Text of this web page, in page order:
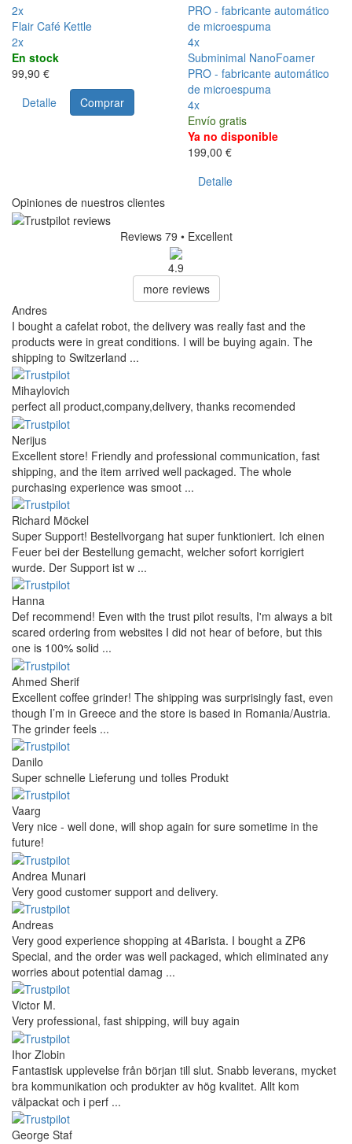
2x
Flair Café Kettle
2x
En stock
99,90 €
Detalle
Comprar
4x
Subminimal NanoFoamer
PRO - fabricante automático
de microespuma
4x
Envío gratis
Ya no disponible
199,00 €
Detalle
Opiniones de nuestros clientes
Reviews 79 • Excellent
4.9
more reviews
Andres
I bought a cafelat robot, the delivery was really fast and the
products were in great conditions. I will be buying again. The
shipping to Switzerland ...
Mihaylovich
perfect all product,company,delivery, thanks recomended
Nerijus
Excellent store! Friendly and professional communication, fast
shipping, and the item arrived well packaged. The whole
purchasing experience was smoot ...
Richard Möckel
Super Support! Bestellvorgang hat super funktioniert. Ich einen
Feuer bei der Bestellung gemacht, welcher sofort korrigiert
wurde. Der Support ist w ...
Hanna
Def recommend! Even with the trust pilot results, I'm always a bit
scared ordering from websites I did not hear of before, but this
one is 100% solid ...
Ahmed Sherif
Excellent coffee grinder! The shipping was surprisingly fast, even
though I’m in Greece and the store is based in Romania/Austria.
The grinder feels ...
Danilo
Super schnelle Lieferung und tolles Produkt
Vaarg
Very nice - well done, will shop again for sure sometime in the
future!
Andrea Munari
Very good customer support and delivery.
Andreas
Very good experience shopping at 4Barista. I bought a ZP6
Special, and the order was well packaged, which eliminated any
worries about potential damag ...
Victor M.
Very professional, fast shipping, will buy again
Ihor Zlobin
Fantastisk upplevelse från början till slut. Snabb leverans, mycket
bra kommunikation och produkter av hög kvalitet. Allt kom
välpackat och i perf ...
George Staf